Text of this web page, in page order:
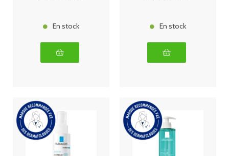
En stock En stock